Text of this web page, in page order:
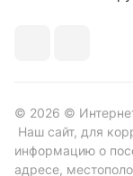
© 2026 ©
Наш сайт, для
информацию о
адресе,